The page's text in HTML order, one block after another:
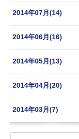
2014年07月(14)
2014年06月(16)
2014年05月(13)
2014年04月(20)
2014年03月(7)